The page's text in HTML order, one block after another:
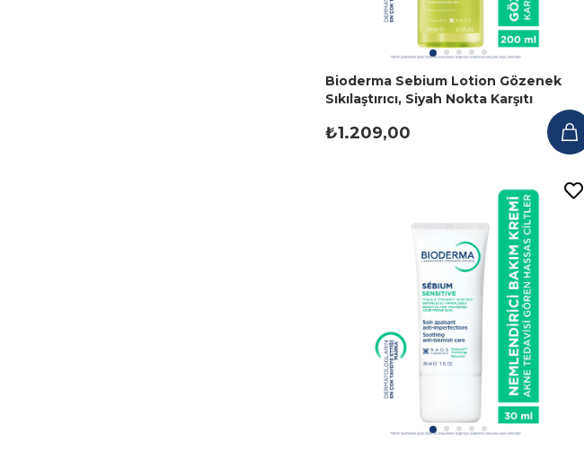
Bioderma Sebium Lotion Gözenek
Sıkılaştırıcı, Siyah Nokta Karşıtı
₺1.209,00